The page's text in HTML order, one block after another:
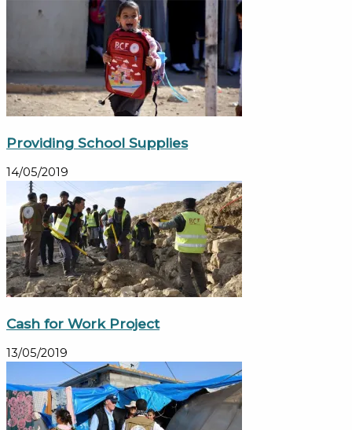
Providing School Supplies
14/05/2019
Cash for Work Project
13/05/2019